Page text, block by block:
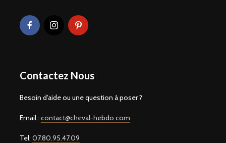
Contactez Nous
Besoin d'aide ou une question à poser ?
Email : contact@cheval-hebdo.com
Tel: 07.80.95.47.09